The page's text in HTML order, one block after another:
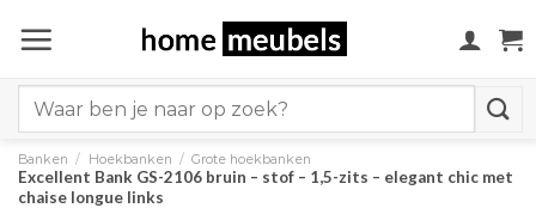
naar
for:
Banken / Hoekbanken / Grote hoekbanken
Excellent Bank GS-2106 bruin – stof – 1,5-zits – elegant chic met
chaise longue links